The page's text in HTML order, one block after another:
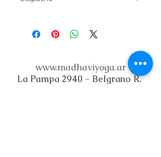
Plazo de despacho hasta 15 días
www.madhaviyoga.ar
La Pampa 2940 - Belgrano R.